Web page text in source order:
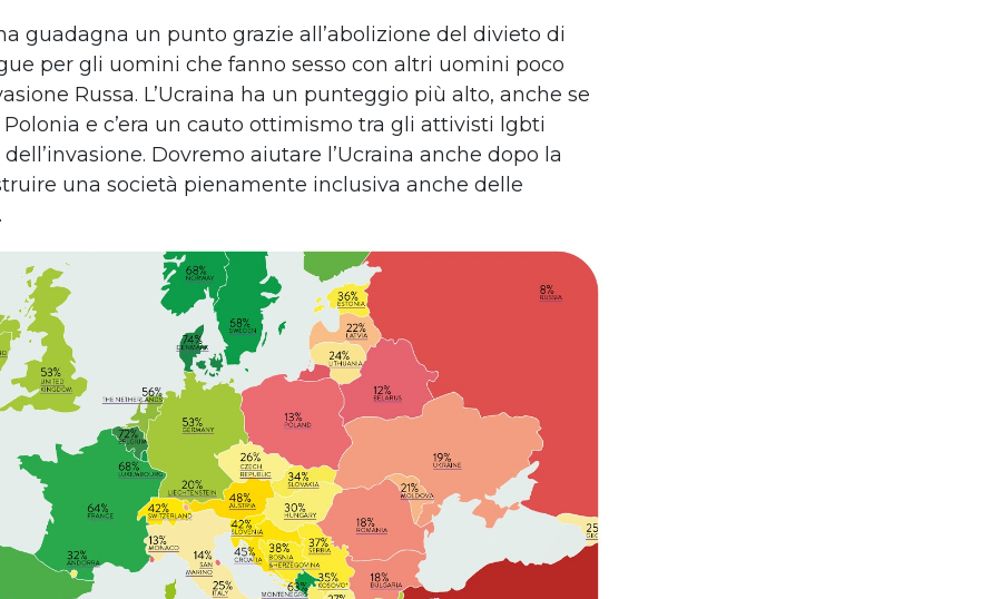
guadagna un punto grazie all’abolizione del divieto di
per gli uomini che fanno sesso con altri uomini poco
Russa. L’Ucraina ha un punteggio più alto, anche se
e c’era un cauto ottimismo tra gli attivisti lgbti
Dovremo aiutare l’Ucraina anche dopo la
una società pienamente inclusiva anche delle